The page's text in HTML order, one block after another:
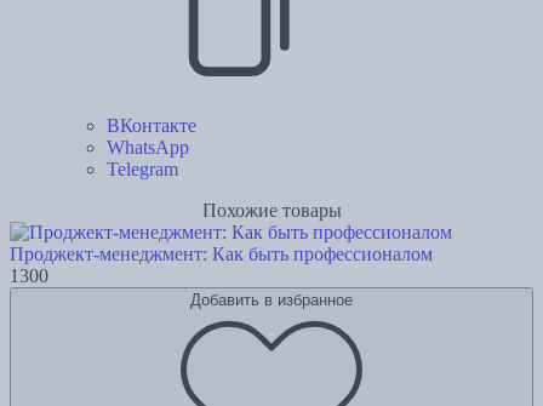
ВКонтакте
WhatsApp
Telegram
Похожие товары
Проджект-менеджмент: Как быть профессионалом
1300
Добавить в избранное